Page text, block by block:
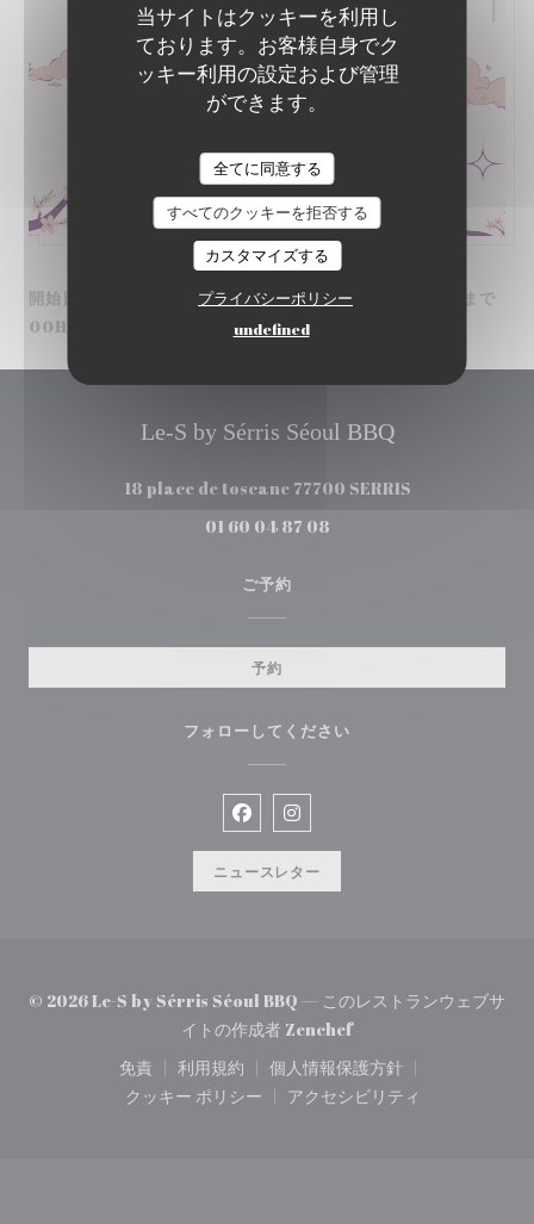
当サイトはクッキーを利用し
ております。お客様自身でク
ッキー利用の設定および管理
ができます。
全てに同意する
すべてのクッキーを拒否する
カスタマイズする
プライバシーポリシー
undefined
開始日 16/02/2026 終了日 22/02/2026 から 00H00 まで
00H00
Le-S by Sérris Séoul BBQ
18 place de toscane 77700 SERRIS((新しいウィン
01 60 04 87 08
ご予約
予約
フォローしてください
Facebook ((新しいウィンドウで
Instagram ((新しいウィン
ニュースレター
© 2026 Le-S by Sérris Séoul BBQ — このレストランウェブサ
イトの作成者 Zenchef((新しいウィンドウで開
免責
((新しいウィンドウで開きます))
利用規約
((新しいウィンドウで開きます))
個人情報保護方針
((新しいウィンドウで開
クッキー ポリシー
((新しいウィンドウで開きます))
アクセシビリティ
((新しいウィンドウで